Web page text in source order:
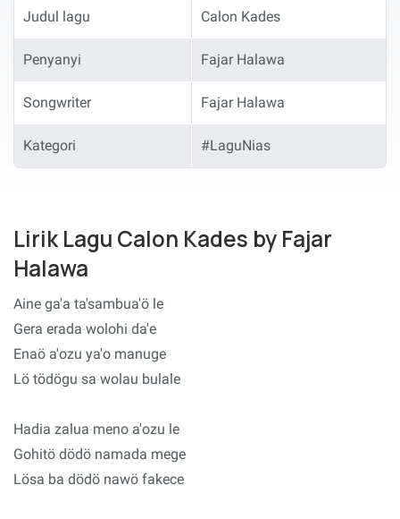
Judul lagu Calon Kades
Penyanyi Fajar Halawa
Songwriter Fajar Halawa
Kategori #LaguNias
Lirik Lagu Calon Kades by Fajar
Halawa
Aine ga'a ta'sambua'ö le
Gera erada wolohi da'e
Enaö a'ozu ya'o manuge
Lö tödögu sa wolau bulale
Hadia zalua meno a'ozu le
Gohitö dödö namada mege
Lösa ba dödö nawö fakece